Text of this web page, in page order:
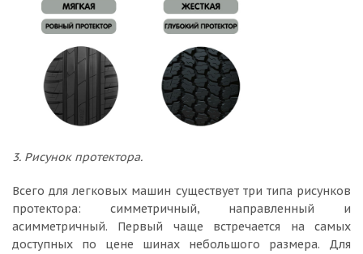
3. Рисунок протектора.
Всего для легковых машин существует три типа рисунков
протектора: симметричный, направленный и
асимметричный. Первый чаще встречается на самых
доступных по цене шинах небольшого размера. Для